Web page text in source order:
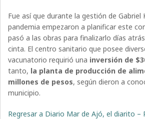
Fue así que durante la gestión de Gabriel
pandemia empezaron a planificar este
pasó a las obras para finalizarlo días
cinta. El centro sanitario que posee
vacunatorio requirió una inversión de
tanto, la planta de producción de
millones de pesos, según dieron a
municipio.
Regresar a Diario Mar de Ajó, el diarito –